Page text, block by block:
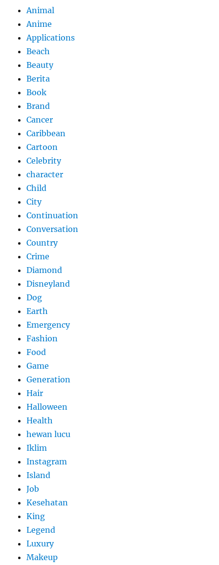
Animal
Anime
Applications
Beach
Beauty
Berita
Book
Brand
Cancer
Caribbean
Cartoon
Celebrity
character
Child
City
Continuation
Conversation
Country
Crime
Diamond
Disneyland
Dog
Earth
Emergency
Fashion
Food
Game
Generation
Hair
Halloween
Health
hewan lucu
Iklim
Instagram
Island
Job
Kesehatan
King
Legend
Luxury
Makeup